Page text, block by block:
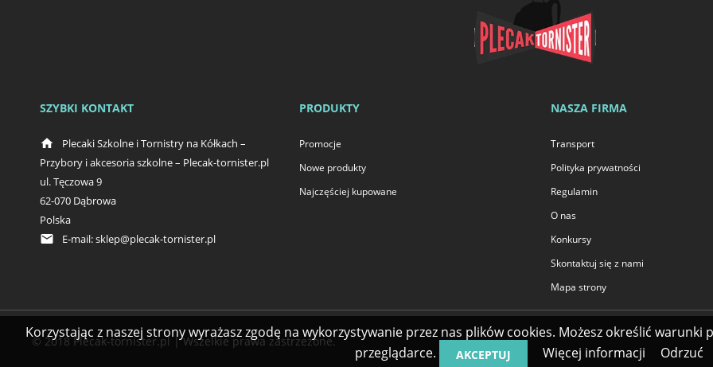
SZYBKI KONTAKT
home
Plecaki Szkolne i Tornistry na Kółkach –
Przybory i akcesoria szkolne – Plecak-tornister.pl
ul. Tęczowa 9
62-070 Dąbrowa
Polska
email
E-mail:sklep@plecak-tornister.pl
PRODUKTY
Promocje
Nowe produkty
Najczęściej kupowane
NASZA FIRMA
Transport
Polityka prywatności
Regulamin
O nas
Konkursy
Skontaktuj się z nami
Mapa strony
© 2018 Plecak-tornister.pl | Wszelkie prawa zastrzeżone.
Korzystając z naszej strony wyrażasz zgodę na wykorzystywanie przez nas plików cookies. Możesz określić
przeglądarce.
AKCEPTUJ Więcej informacji Odrzuć